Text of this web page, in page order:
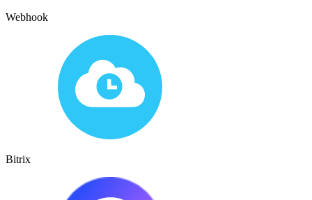
Webhook
Bitrix